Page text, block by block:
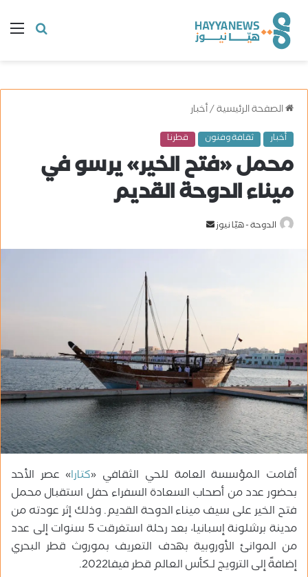
البحث
الصفحة الرئيسية/أخبار
أخبار ثقافة وفنون قطرنا
محمل «فتح الخير» يرسو في
ميناء الدوحة القديم
الدوحة - هيّا نيوز
د
ا
إ
ل
ك
ت
ر
و
ن
ي
ا
أقامت المؤسسة العامة للحي الثقافي «كتارا» عصر الأحد
بحضور عدد من أصحاب السعادة السفراء حفل استقبال محمل
فتح الخير على سيف ميناء الدوحة القديم. وذلك إثر عودته من
مدينة برشلونة إسبانيا، بعد رحلة استغرقت 5 سنوات إلى عدد
من الموانئ الأوروبية بهدف التعريف بموروث قطر البحري
إضافةً إلى الترويج لـكأس العالم قطر فيفا2022.